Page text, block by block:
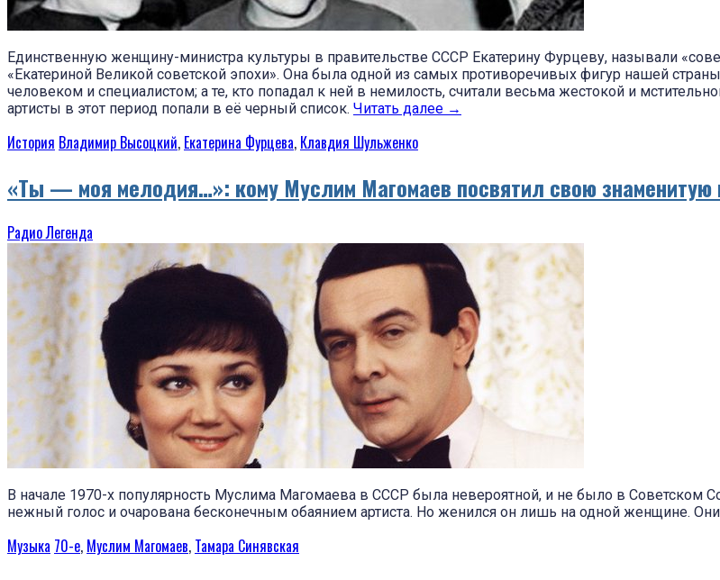
Единственную женщину-министра культуры в правительстве СССР Екатерину Фурцеву, называли
«Екатериной Великой советской эпохи». Она была одной из самых противоречивых фигур нашей
человеком и специалистом; а те, кто попадал к ней в немилость, считали весьма жестокой и
артисты в этот период попали в её черный список. Читать далее →
История Владимир Высоцкий, Екатерина Фурцева, Клавдия Шульженко
«Ты — моя мелодия…»: кому Муслим Магомаев посвятил свою знаменитую
Радио Легенда
В начале 1970-х популярность Муслима Магомаева в СССР была невероятной, и не было в
нежный голос и очарована бесконечным обаянием артиста. Но женился он лишь на одной женщине.
Музыка 70-е, Муслим Магомаев, Тамара Синявская